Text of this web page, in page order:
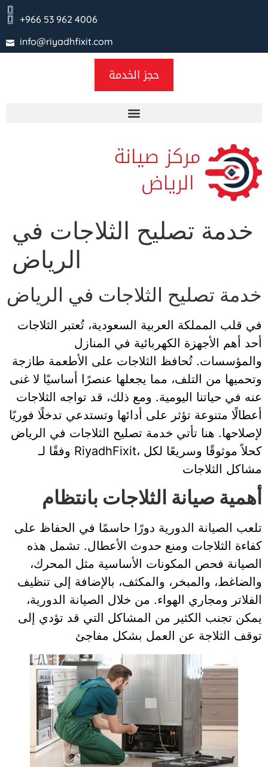
+966 53 962 4006
info@riyadhfixit.com
حجز الخدمة
خدمة تصليح الثلاجات في
الرياض
خدمة تصليح الثلاجات في الرياض
في قلب المملكة العربية السعودية، تُعتبر الثلاجات
أحد أهم الأجهزة الكهربائية في المنازل
والمؤسسات. تُحافظ الثلاجات على الأطعمة طازجة
وتحميها من التلف، مما يجعلها عنصرًا أساسيًا لا غنى
عنه في حياتنا اليومية. ومع ذلك، قد تواجه الثلاجات
أعطالًا متنوعة تؤثر على أدائها وتستدعي تدخلًا فوريًا
لإصلاحها. هنا تأتي خدمة تصليح الثلاجات في الرياض
وفقًا لـ RiyadhFixit، كحلاً موثوقًا وسريعًا لكل
مشاكل الثلاجات
أهمية صيانة الثلاجات بانتظام
تلعب الصيانة الدورية دورًا حاسمًا في الحفاظ على
كفاءة الثلاجات ومنع حدوث الأعطال. تشمل هذه
الصيانة فحص المكونات الأساسية مثل المحرك،
والضاغط، والمبخر، والمكثف، بالإضافة إلى تنظيف
الفلاتر ومجاري الهواء. من خلال الصيانة الدورية،
يمكن تجنب الكثير من المشاكل التي قد تؤدي إلى
توقف الثلاجة عن العمل بشكل مفاجئ